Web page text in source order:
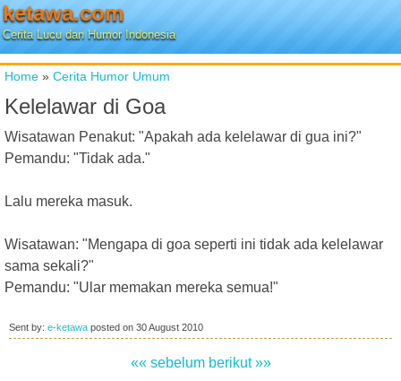
ketawa.com
Cerita Lucu dan Humor Indonesia
Home » Cerita Humor Umum
Kelelawar di Goa
Wisatawan Penakut: "Apakah ada kelelawar di gua ini?"
Pemandu: "Tidak ada."
Lalu mereka masuk.
Wisatawan: "Mengapa di goa seperti ini tidak ada kelelawar
sama sekali?"
Pemandu: "Ular memakan mereka semua!"
Sent by: e-ketawa posted on 30 August 2010
«« sebelum berikut »»